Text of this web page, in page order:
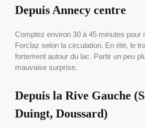
Depuis Annecy centre
Comptez environ 30 à 45 minutes pour
Forclaz selon la circulation. En été, le
fortement autour du lac. Partir un peu
mauvaise surprise.
Depuis la Rive Gauche
Duingt, Doussard)